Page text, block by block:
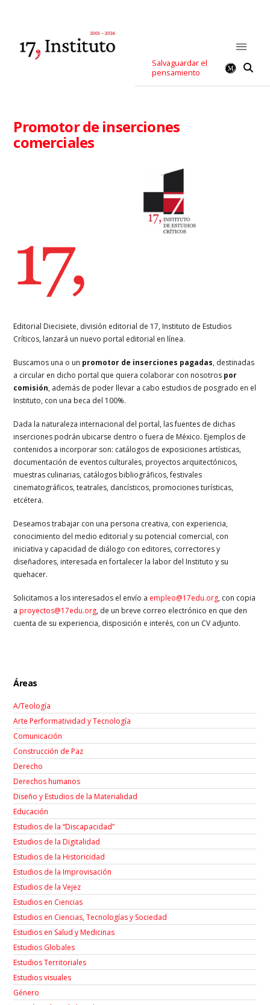
Salvaguardar el
pensamiento
Promotor de inserciones
comerciales
Editorial Diecisiete, división editorial de 17, Instituto de Estudios
Críticos, lanzará un nuevo portal editorial en línea.
Buscamos una o un promotor de inserciones pagadas, destinadas
a circular en dicho portal que quiera colaborar con nosotros por
comisión, además de poder llevar a cabo estudios de posgrado en el
Instituto, con una beca del 100%.
Dada la naturaleza internacional del portal, las fuentes de dichas
inserciones podrán ubicarse dentro o fuera de México. Ejemplos de
contenidos a incorporar son: catálogos de exposiciones artísticas,
documentación de eventos culturales, proyectos arquitectónicos,
muestras culinarias, catálogos bibliográficos, festivales
cinematográficos, teatrales, dancísticos, promociones turísticas,
etcétera.
Deseamos trabajar con una persona creativa, con experiencia,
conocimiento del medio editorial y su potencial comercial, con
iniciativa y capacidad de diálogo con editores, correctores y
diseñadores, interesada en fortalecer la labor del Instituto y su
quehacer.
Solicitamos a los interesados el envío a empleo@17edu.org, con copia
aproyectos@17edu.org, de un breve correo electrónico en que den
cuenta de su experiencia, disposición e interés, con un CV adjunto.
Áreas
A/Teología
Arte Performatividad y Tecnología
Comunicación
Construcción de Paz
Derecho
Derechos humanos
Diseño y Estudios de la Materialidad
Educación
Estudios de la “Discapacidad”
Estudios de la Digitalidad
Estudios de la Historicidad
Estudios de la Improvisación
Estudios de la Vejez
Estudios en Ciencias
Estudios en Ciencias, Tecnologías y Sociedad
Estudios en Salud y Medicinas
Estudios Globales
Estudios Territoriales
Estudios visuales
Género